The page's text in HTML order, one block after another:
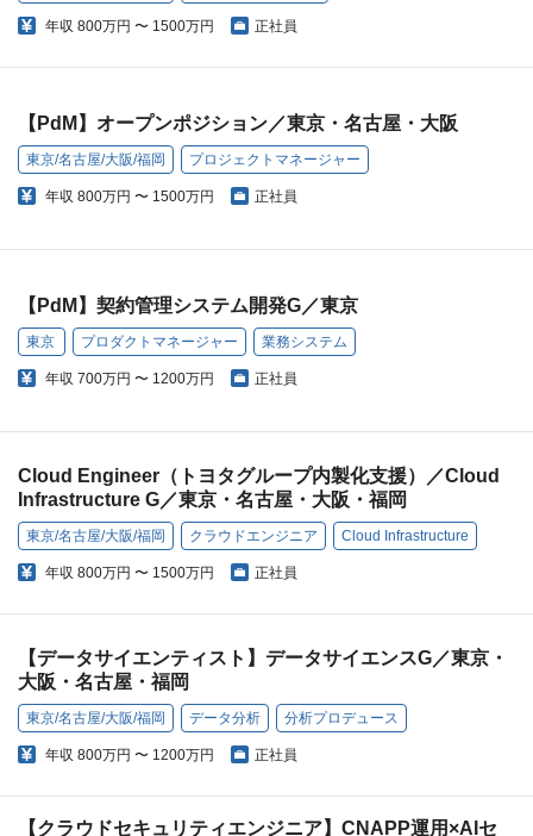
年収 800万円 〜 1500万円 正社員
【PdM】オープンポジション／東京・名古屋・大阪
東京/名古屋/大阪/福岡 プロジェクトマネージャー
年収 800万円 〜 1500万円 正社員
【PdM】契約管理システム開発G／東京
東京 プロダクトマネージャー 業務システム
年収 700万円 〜 1200万円 正社員
Cloud Engineer（トヨタグループ内製化支援）／Cloud
Infrastructure G／東京・名古屋・大阪・福岡
東京/名古屋/大阪/福岡 クラウドエンジニア Cloud Infrastructure
年収 800万円 〜 1500万円 正社員
【データサイエンティスト】データサイエンスG／東京・
大阪・名古屋・福岡
東京/名古屋/大阪/福岡 データ分析 分析プロデュース
年収 800万円 〜 1200万円 正社員
【クラウドセキュリティエンジニア】CNAPP運用×AIセ